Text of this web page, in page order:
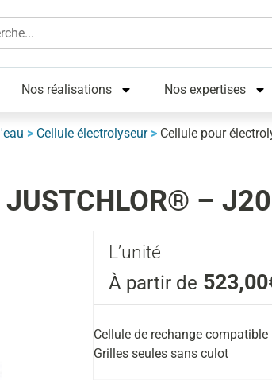
Nos réalisations Nos expertises
> Cellule électrolyseur> Cellule pour
–
L’unité
À partir de
Cellule de rechange
Grilles seules sans culot